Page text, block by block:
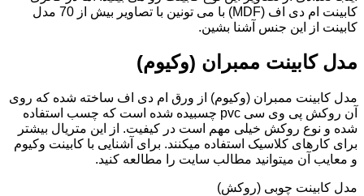
کابینت ام دی اف (MDF) با می تونین با تصاویر بیش از 70 مدل
کابینت از این جنس آشنا بشین.
مدل کابینت ممبران (وکیوم)
مدل کابینت ممبران (وکیوم) از ورق ام دی اف ساخته شده که روی
آن روکش پی وی سی pvc چسبیده شده است که چسب استفاده
شده و نوع روکش خیلی مهم است در کیفیت. از این متریال بیشتر
برای کارهای کلاسیک استفاده میکنند. برای آشنایی با کابینت وکیوم
و معایب آن میتوانید مطالب سایت را مطالعه کنید.
مدل کابینت چوبی (روکش)